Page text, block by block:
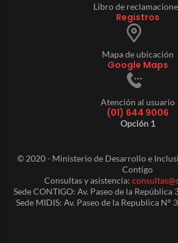
Libro de
Registros
Mapa de ubicación
Google Maps
Atención al usuario
(01) 644 9006
Opción 1
© 2020 - Ministerio de Desarrollo e
Contigo
Consultas y asistencia:
Sede CONTIGO: Av. Paseo de la República
Sede MIDIS: Av. Paseo de la Republica N°